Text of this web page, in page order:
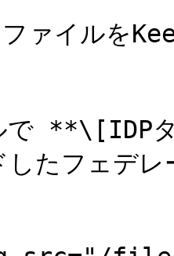
ァイルを
で **\[IDP
したフェデ